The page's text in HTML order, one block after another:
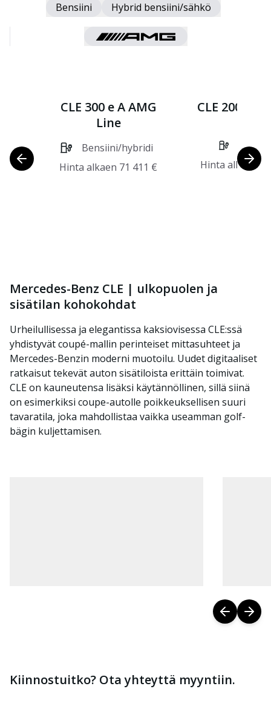
Bensiini Hybrid bensiini/sähkö
CLE 300 e A AMG
Line
Bensiini/hybridi
Hinta alkaen 71 411 €
CLE 200
Hinta alkaen
Mercedes-Benz CLE | ulkopuolen ja
sisätilan kohokohdat
Urheilullisessa ja elegantissa kaksiovisessa CLE:ssä
yhdistyvät coupé-mallin perinteiset mittasuhteet ja
Mercedes-Benzin moderni muotoilu. Uudet digitaaliset
ratkaisut tekevät auton sisätiloista erittäin toimivat.
CLE on kauneutensa lisäksi käytännöllinen, sillä siinä
on esimerkiksi coupe-autolle poikkeuksellisen suuri
tavaratila, joka mahdollistaa vaikka useamman golf-
bägin kuljettamisen.
Kiinnostuitko? Ota yhteyttä myyntiin.